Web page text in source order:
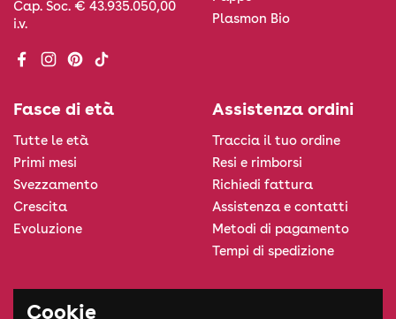
Cap. Soc. € 43.935.050,00
i.v.
Facebook
Instagram
Pinterest
TikTok
Plasmon Bio
Fasce di età
Tutte le età
Primi mesi
Svezzamento
Crescita
Evoluzione
Assistenza ordini
Traccia il tuo ordine
Resi e rimborsi
Richiedi fattura
Assistenza e contatti
Metodi di pagamento
Tempi di spedizione
Informazioni legali
Cookie